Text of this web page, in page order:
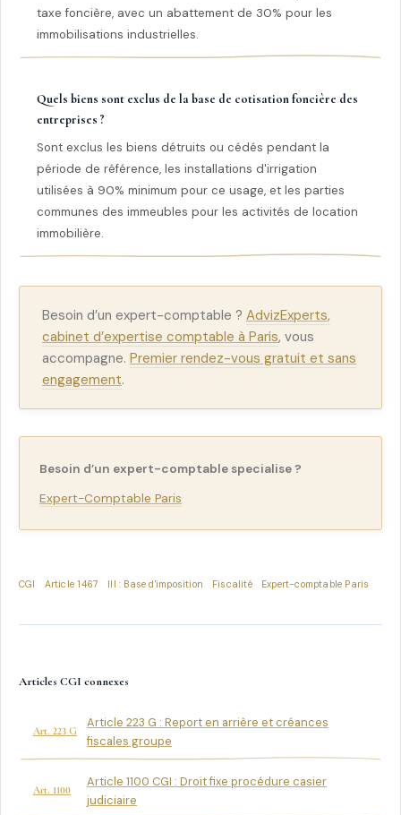
taxe foncière, avec un abattement de 30% pour les
immobilisations industrielles.
Quels biens sont exclus de la base de cotisation foncière des
entreprises ?
Sont exclus les biens détruits ou cédés pendant la
période de référence, les installations d'irrigation
utilisées à 90% minimum pour ce usage, et les parties
communes des immeubles pour les activités de location
immobilière.
Besoin d’un expert-comptable ? AdvizExperts,
cabinet d’expertise comptable à Paris, vous
accompagne. Premier rendez-vous gratuit et sans
engagement.
Besoin d’un expert-comptable specialise ?
Expert-Comptable Paris
CGI Article 1467 III : Base d'imposition Fiscalité Expert-comptable Paris
Articles CGI connexes
Art. 223 G
Article 223 G : Report en arrière et créances
fiscales groupe
Art. 1100
Article 1100 CGI : Droit fixe procédure casier
judiciaire